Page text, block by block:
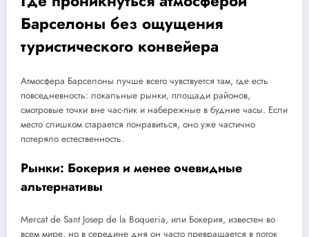
Барселоны без ощущения
туристического конвейера
Атмосфера Барселоны лучше всего чувствуется там, где есть
повседневность: локальные рынки, площади районов,
смотровые точки вне час-пик и набережные в будние часы. Если
место слишком старается понравиться, оно уже частично
потеряло естественность.
Рынки: Бокерия и менее очевидные
альтернативы
Mercat de Sant Josep de la Boqueria, или Бокерия, известен во
всем мире, но в середине дня он часто превращается в поток